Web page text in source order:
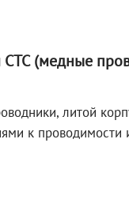
СТС (медные
литой
к проводимости